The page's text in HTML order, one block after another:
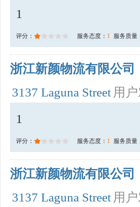
1
评分： 服务态度： 1 服务质量
浙江新颜物流有限公司
3137 Laguna Street 用
1
评分： 服务态度： 1 服务质量
浙江新颜物流有限公司
3137 Laguna Street 用